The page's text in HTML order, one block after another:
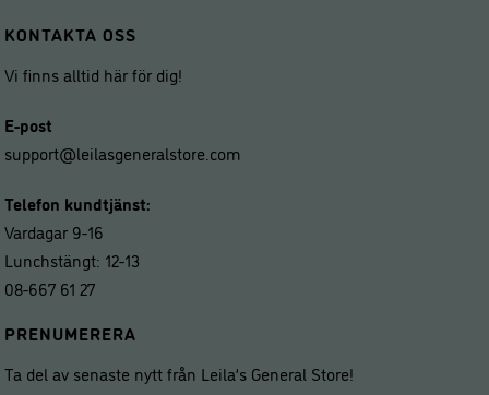
KONTAKTA OSS
Vi finns alltid här för dig!
E-post
support@leilasgeneralstore.com
Telefon kundtjänst:
Vardagar 9-16
Lunchstängt: 12-13
08-667 61 27
PRENUMERERA
Ta del av senaste nytt från Leila’s General Store!